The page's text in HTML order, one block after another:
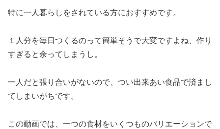
特に一人暮らしをされている方におすすめです。
１人分を毎日つくるのって簡単そうで大変ですよね、作り
すぎると余ってしまうし。
一人だと張り合いがないので、つい出来あい食品で済まし
てしまいがちです。
この動画では、一つの食材をいくつものバリエーションで